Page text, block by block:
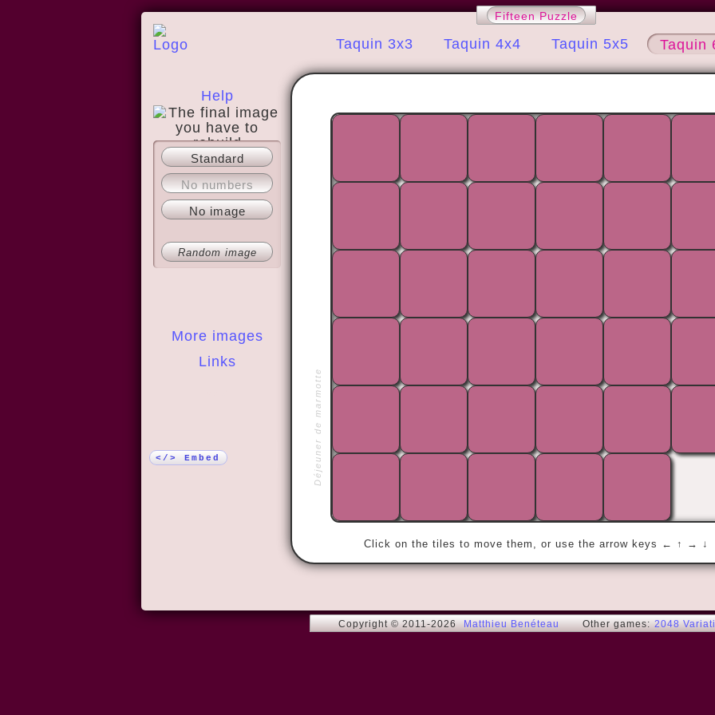
Fifteen Puzzle
Taquin 3x3 Taquin 4x4 Taquin 5x5 Taquin
Help
About
More images
Links
Standard
No numbers
No image
Random image
</> Embed Déjeuner de marmotte
Click on the tiles to move them, or use the arrow keys ← ↑ → ↓
« With honey! »
Copyright © 2011-2026 Matthieu Benéteau Other games: 2048